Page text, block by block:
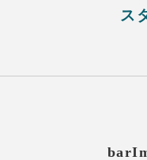
ス